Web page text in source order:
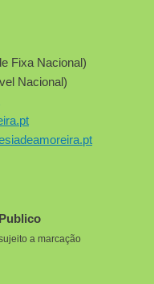
Fixa Nacional)
Nacional)
a marcação